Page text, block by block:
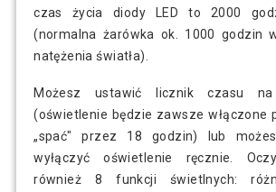
czas życia diody LED to 2000
(normalna żarówka ok. 1000 godzin
natężenia światła).
Możesz ustawić licznik czasu na
(oświetlenie będzie zawsze włączone
„spać" przez 18 godzin) lub
wyłączyć oświetlenie ręcznie.
również 8 funkcji świetlnych: